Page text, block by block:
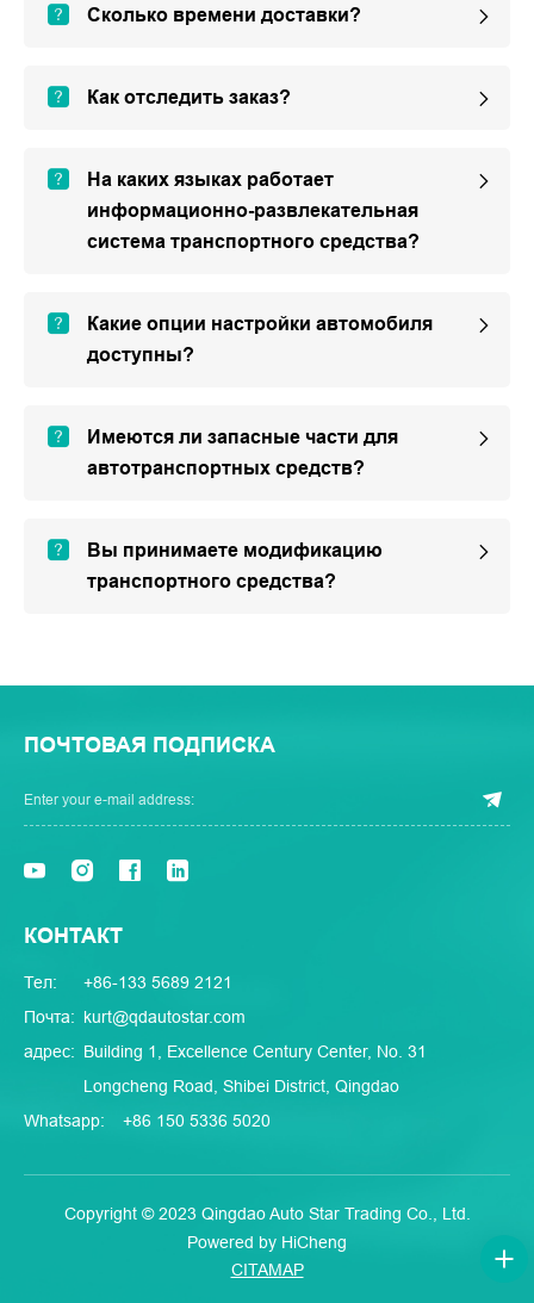
Сколько времени доставки?
Как отследить заказ?
На каких языках работает
информационно-развлекательная
система транспортного средства?
Какие опции настройки автомобиля
доступны?
Имеются ли запасные части для
автотранспортных средств?
Вы принимаете модификацию
транспортного средства?
ПОЧТОВАЯ ПОДПИСКА
КОНТАКТ
Тел:
+86-133 5689 2121
Почта: kurt@qdautostar.com
адрес: Building 1, Excellence Century Center, No. 31
Longcheng Road, Shibei District, Qingdao
Whatsapp:
+86 150 5336 5020
Copyright © 2023 Qingdao Auto Star Trading Co., Ltd.
Powered by HiCheng
CITAMAP